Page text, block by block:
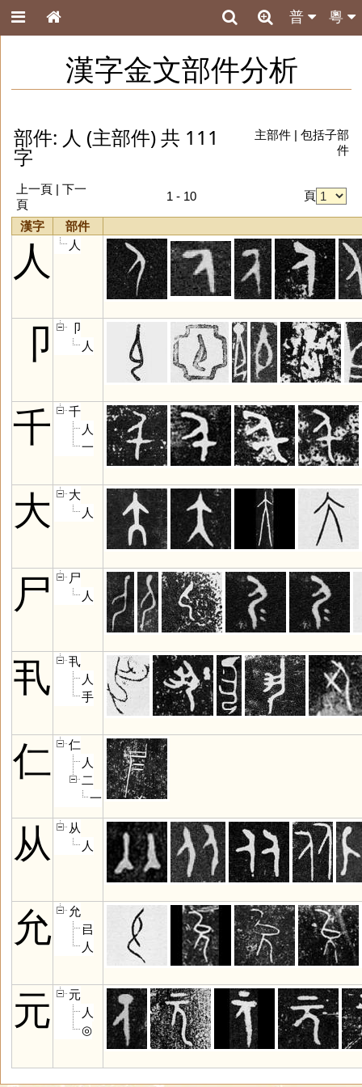
粵
普
漢字金文部件分析
部件: 人 (主部件) 共 111
字
主部件| 包括子部
件
上一頁 | 下一
頁
1 - 10 頁
漢字 部件
人 人
卩
卩
人
千
千
人
一
大
大
人
尸
尸
人
丮
丮
人
手
仁
仁
人
二
一
从
从
人
允
允
㠯
人
元
元
人
◎